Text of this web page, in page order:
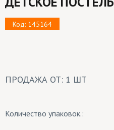
Код: 145164
ПРОДАЖА ОТ: 1 ШТ
Количество упаковок.: